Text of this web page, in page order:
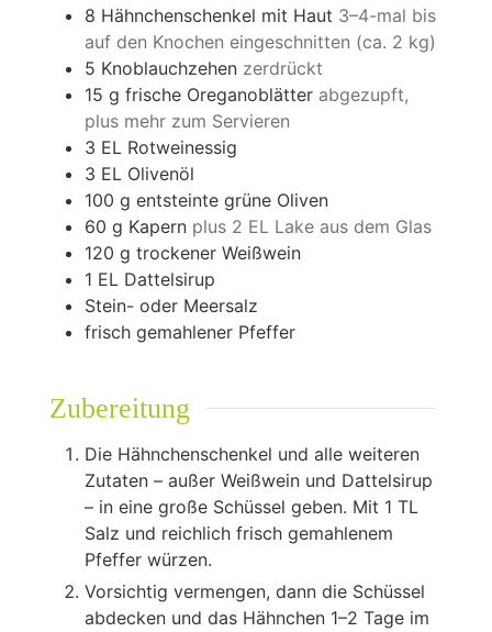
8 Hähnchenschenkel mit Haut 3–4-mal bis
auf den Knochen eingeschnitten (ca. 2 kg)
5 Knoblauchzehen zerdrückt
15 g frische Oreganoblätter abgezupft,
plus mehr zum Servieren
3 EL Rotweinessig
3 EL Olivenöl
100 g entsteinte grüne Oliven
60 g Kapern plus 2 EL Lake aus dem Glas
120 g trockener Weißwein
1 EL Dattelsirup
Stein- oder Meersalz
frisch gemahlener Pfeffer
Zubereitung
Die Hähnchenschenkel und alle weiteren
Zutaten – außer Weißwein und Dattelsirup
– in eine große Schüssel geben. Mit 1 TL
Salz und reichlich frisch gemahlenem
Pfeffer würzen.
Vorsichtig vermengen, dann die Schüssel
abdecken und das Hähnchen 1–2 Tage im